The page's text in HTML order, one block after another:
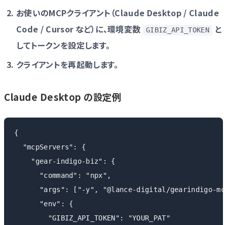
お使いのMCPクライアント（Claude Desktop / Claude
Code / Cursor など）に、環境変数
GIBIZ_API_TOKEN
と
してトークンを設定します。
クライアントを再起動します。
Claude Desktop の設定例
{
  "mcpServers": {
    "gear-indigo-biz": {
      "command": "npx",
"args": ["-y", "@lance-digital/gearindigo-
      "env": {
        "GIBIZ_API_TOKEN": "YOUR_PAT"